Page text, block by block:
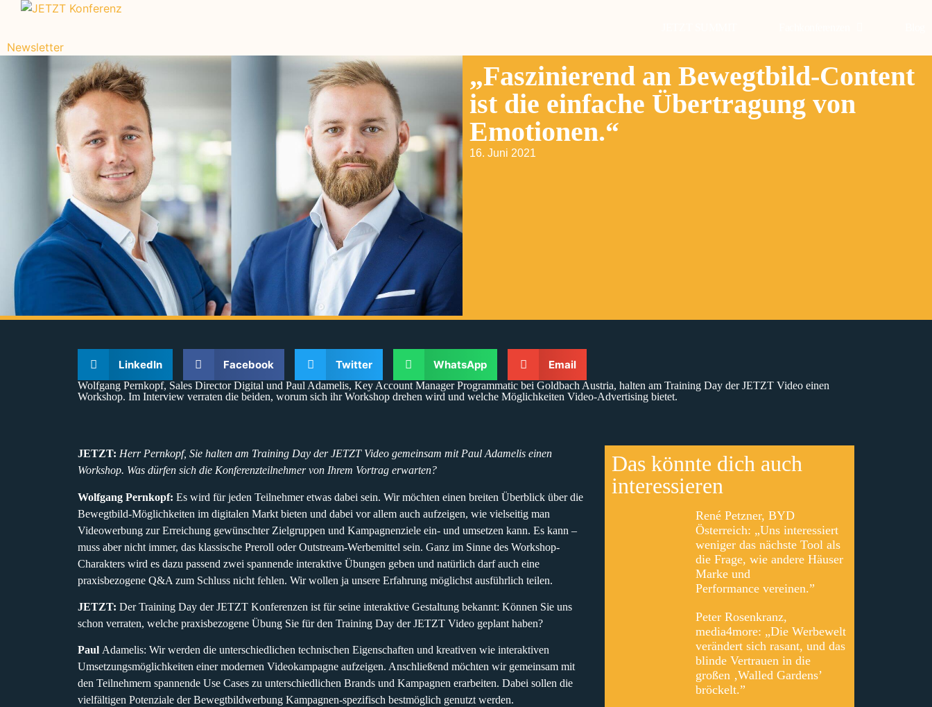
Newsletter
„Faszinierend an Bewegtbild-Content
ist die einfache Übertragung von
Emotionen.“
16. Juni 2021
LinkedIn Facebook Twitter WhatsApp Email
Wolfgang Pernkopf, Sales Director Digital und Paul Adamelis, Key Account Manager Programmatic bei Goldbach Austria, halten am Training Day der JETZT Video einen
Workshop. Im Interview verraten die beiden, worum sich ihr Workshop drehen wird und welche Möglichkeiten Video-Advertising bietet.
JETZT: Herr Pernkopf, Sie halten am Training Day der JETZT Video gemeinsam mit Paul Adamelis einen
Workshop. Was dürfen sich die Konferenzteilnehmer von Ihrem Vortrag erwarten?
Wolfgang Pernkopf: Es wird für jeden Teilnehmer etwas dabei sein. Wir möchten einen breiten Überblick über die
Bewegtbild-Möglichkeiten im digitalen Markt bieten und dabei vor allem auch aufzeigen, wie vielseitig man
Videowerbung zur Erreichung gewünschter Zielgruppen und Kampagnenziele ein- und umsetzen kann. Es kann –
muss aber nicht immer, das klassische Preroll oder Outstream-Werbemittel sein. Ganz im Sinne des Workshop-
Charakters wird es dazu passend zwei spannende interaktive Übungen geben und natürlich darf auch eine
praxisbezogene Q&A zum Schluss nicht fehlen. Wir wollen ja unsere Erfahrung möglichst ausführlich teilen.
JETZT: Der Training Day der JETZT Konferenzen ist für seine interaktive Gestaltung bekannt: Können Sie uns
schon verraten, welche praxisbezogene Übung Sie für den Training Day der JETZT Video geplant haben?
Paul Adamelis: Wir werden die unterschiedlichen technischen Eigenschaften und kreativen wie interaktiven
Umsetzungsmöglichkeiten einer modernen Videokampagne aufzeigen. Anschließend möchten wir gemeinsam mit
den Teilnehmern spannende Use Cases zu unterschiedlichen Brands und Kampagnen erarbeiten. Dabei sollen die
vielfältigen Potenziale der Bewegtbildwerbung Kampagnen-spezifisch bestmöglich genutzt werden.
Das könnte dich auch
interessieren
René Petzner, BYD
Österreich: „Uns interessiert
weniger das nächste Tool als
die Frage, wie andere Häuser
Marke und
Performance vereinen.”
Peter Rosenkranz,
media4more: „Die Werbewelt
verändert sich rasant, und das
blinde Vertrauen in die
großen ‚Walled Gardens’
bröckelt.”